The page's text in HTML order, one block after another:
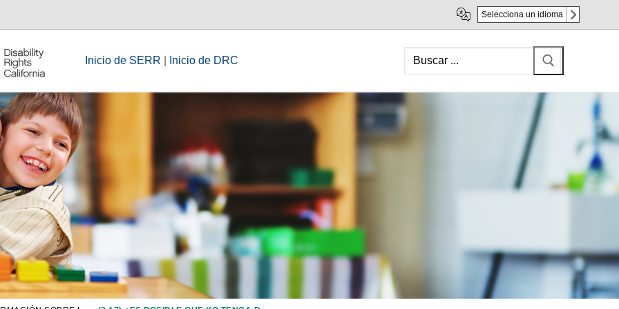
Selecciona un idioma
Inicio de SERR Inicio de DRC
Search
for: